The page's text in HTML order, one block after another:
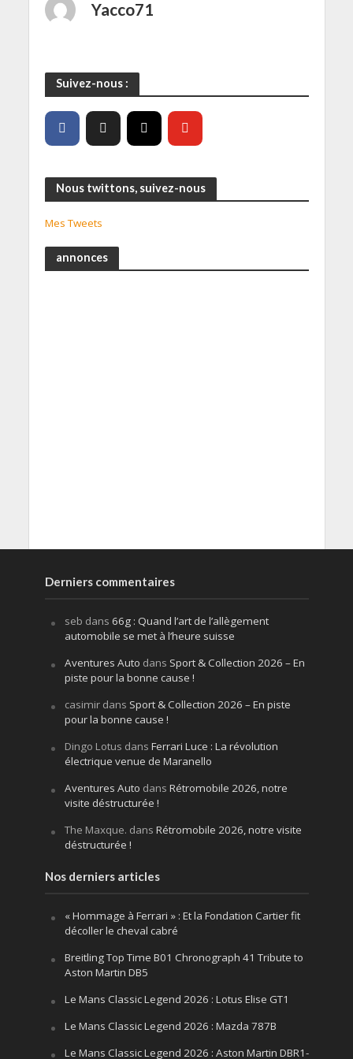
Yacco71
Suivez-nous :
Nous twittons, suivez-nous
Mes Tweets
annonces
Derniers commentaires
seb dans 66g : Quand l’art de l’allègement
automobile se met à l’heure suisse
Aventures Auto dans Sport & Collection 2026 – En
piste pour la bonne cause !
casimirdans Sport & Collection 2026 – En piste
pour la bonne cause !
Dingo Lotus dans Ferrari Luce : La révolution
électrique venue de Maranello
Aventures Auto dans Rétromobile 2026, notre
visite déstructurée !
The Maxque. dans Rétromobile 2026, notre visite
déstructurée !
Nos derniers articles
« Hommage à Ferrari » : Et la Fondation Cartier fit
décoller le cheval cabré
Breitling Top Time B01 Chronograph 41 Tribute to
Aston Martin DB5
Le Mans Classic Legend 2026 : Lotus Elise GT1
Le Mans Classic Legend 2026 : Mazda 787B
Le Mans Classic Legend 2026 : Aston Martin DBR1-